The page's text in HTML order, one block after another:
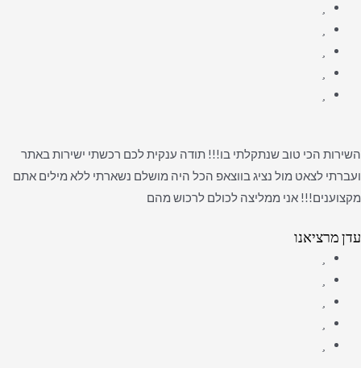
השירות הכי טוב שנתקלתי בו!!! תודה ענקית לכם רכשתי ישירות באתר
ועברתי לצאט מול נציג בווצאפ הכל היה מושלם נשארתי ללא מילים אתם
מקצוענים!!! אני ממליצה לכולם לרכוש מהם
עדן מרציאנו